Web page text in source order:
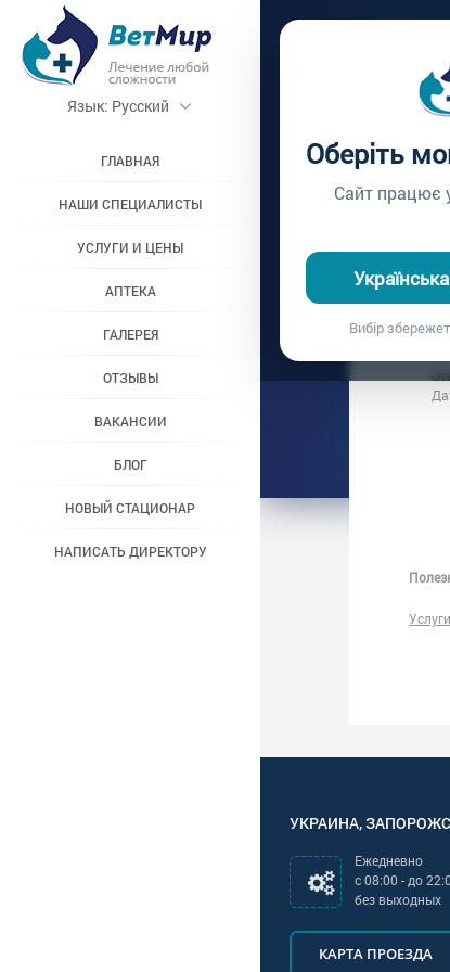
Оберіть
Сайт працює
Українська
Вибір
Язык: Русский
ГЛАВНАЯ
НАШИ СПЕЦИАЛИСТЫ
УСЛУГИ И ЦЕНЫ
АПТЕКА
ГАЛЕРЕЯ
ОТЗЫВЫ
ВАКАНСИИ
БЛОГ
НОВЫЙ СТАЦИОНАР
НАПИСАТЬ ДИРЕКТОРУ
Вопрос врачу
Вопрос
Дата
УКРАИНА,
Ежедневно
с08:00 - до
без выходных
КАРТА ПРОЕЗДА